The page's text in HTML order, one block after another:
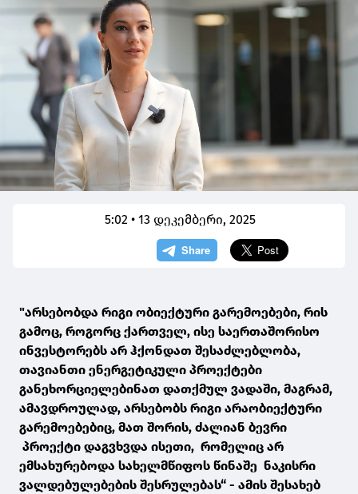
5:02 • 13 დეკემბერი, 2025
"არსებობდა რიგი ობიექტური გარემოებები, რის
გამოც, როგორც ქართველ, ისე საერთაშორისო
ინვესტორებს არ ჰქონდათ შესაძლებლობა,
თავიანთი ენერგეტიკული პროექტები
განეხორციელებინათ დათქმულ ვადაში, მაგრამ,
ამავდროულად, არსებობს რიგი არაობიექტური
გარემოებებიც, მათ შორის, ძალიან ბევრი
პროექტი დაგვხვდა ისეთი, რომელიც არ
ემსახურებოდა სახელმწიფოს წინაშე ნაკისრი
ვალდებულებების შესრულებას“ - ამის შესახებ